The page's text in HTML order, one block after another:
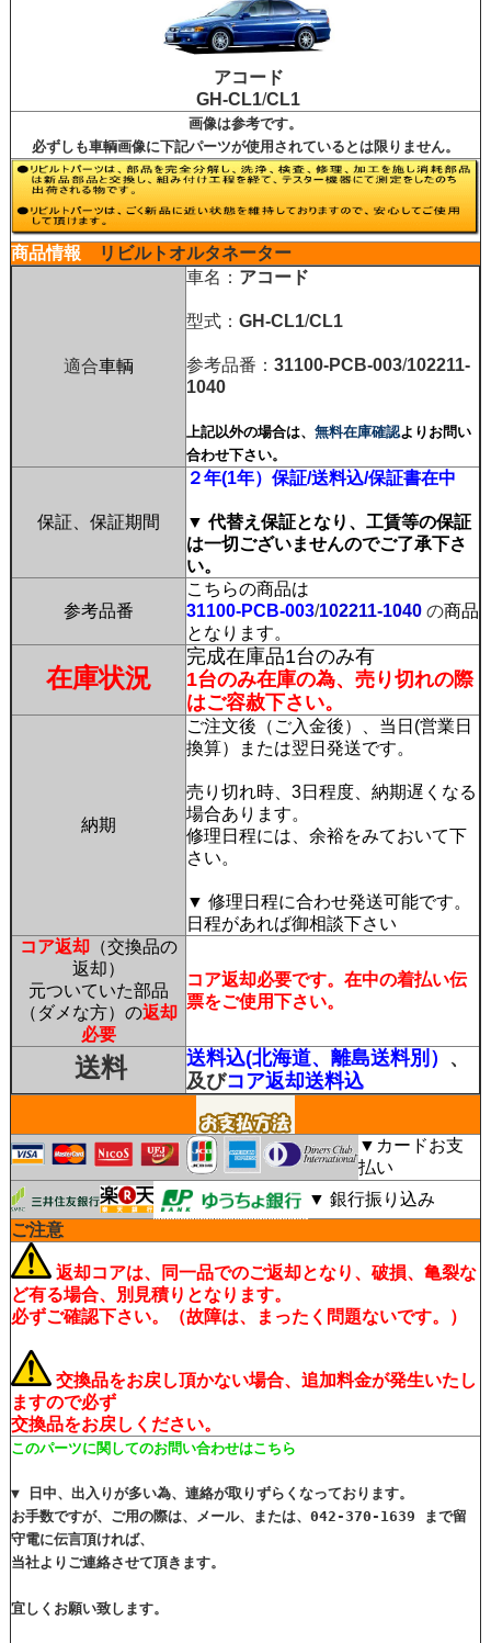
アコード
GH-CL1/CL1
画像は参考です。
必ずしも車輌画像に下記パーツが使用されているとは限りません。
商品情報 リビルトオルタネーター
適合車輌
車名： アコード
型式： GH-CL1/CL1
参考品番： 31100-PCB-003/102211-
1040
上記以外の場合は、 無料在庫確認よりお問い
合わせ下さい。
保証、保証期間
２年(1年）保証/送料込/保証書在中
▼ 代替え保証となり、工賃等の保証
は一切ございませんのでご了承下さ
い。
参考品番
こちらの商品は
31100-PCB-003/102211-1040の商品
となります。
在庫状況
完成在庫品1台のみ有
1台のみ在庫の為、売り切れの際
はご容赦下さい。
納期
ご注文後（ご入金後）、当日(営業日
換算）または翌日発送です。
売り切れ時、3日程度、納期遅くなる
場合あります。
修理日程には、余裕をみておいて下
さい。
▼ 修理日程に合わせ発送可能です。
日程があれば御相談下さい
コア返却（交換品の
返却）
元ついていた部品
（ダメな方）の返却
必要
コア返却必要です。在中の着払い伝
票をご使用下さい。
送料 送料込(北海道、離島送料別）
、
及びコア返却送料込
▼カードお支
払い
▼ 銀行振り込み
ご注意
返却コアは、同一品でのご返却となり、破損、亀裂な
ど有る場合、別見積りとなります。
必ずご確認下さい。（故障は、まったく問題ないです。）
交換品をお戻し頂かない場合、追加料金が発生いたし
ますので必ず
交換品をお戻しください。
このパーツに関してのお問い合わせはこちら
▼ 日中、出入りが多い為、連絡が取りずらくなっております。
お手数ですが、ご用の際は、メール、または、042-370-1639 まで留
守電に伝言頂ければ、
当社よりご連絡させて頂きます。
宜しくお願い致します。